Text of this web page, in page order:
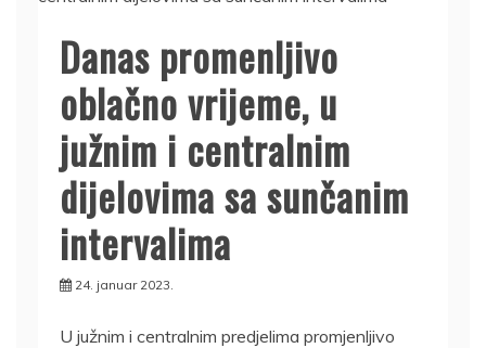
Danas promenljivo
oblačno vrijeme, u
južnim i centralnim
dijelovima sa sunčanim
intervalima
24. januar 2023.
U južnim i centralnim predjelima promjenljivo